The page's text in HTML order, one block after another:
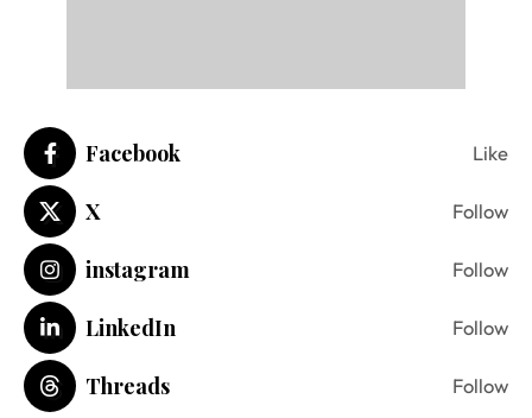
Facebook Like
X Follow
instagram Follow
LinkedIn Follow
Threads Follow